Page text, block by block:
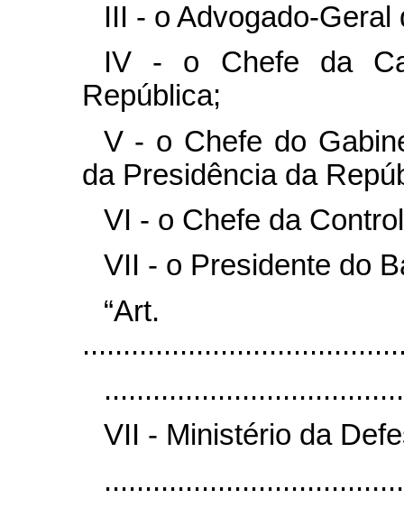
III - o Advogado-Geral
IV - o Chefe da
República;
V - o Chefe do
da Presidência da
VI - o Chefe da
VII - o Presidente do
VII - Ministério da